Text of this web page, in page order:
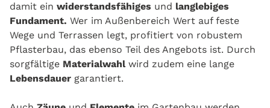
damit ein widerstandsfähiges und langlebiges
Fundament. Wer im Außenbereich Wert auf feste
Wege und Terrassen legt, profitiert von robustem
Pflasterbau, das ebenso Teil des Angebots ist. Durch
sorgfältige Materialwahlwird zudem eine lange
Lebensdauer garantiert.